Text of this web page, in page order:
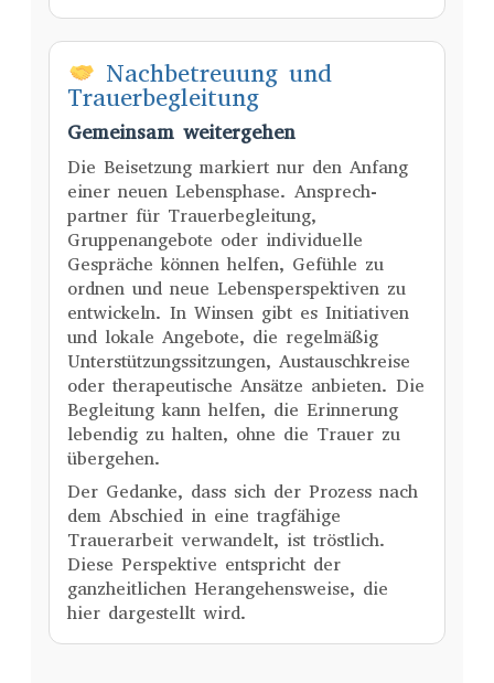
Nachbetreuung und
Trauerbegleitung
Gemeinsam weitergehen
Die Beisetzung markiert nur den Anfang
einer neuen Lebensphase. Ansprech­
partner für Trauerbegleitung,
Gruppenangebote oder individuelle
Gespräche können helfen, Gefühle zu
ordnen und neue Lebensperspektiven zu
entwickeln. In Winsen gibt es Initiativen
und lokale Angebote, die regelmäßig
Unterstützungssitzungen, Austauschkreise
oder therapeutische Ansätze anbieten. Die
Begleitung kann helfen, die Erinnerung
lebendig zu halten, ohne die Trauer zu
übergehen.
Der Gedanke, dass sich der Prozess nach
dem Abschied in eine tragfähige
Trauerarbeit verwandelt, ist tröstlich.
Diese Perspektive entspricht der
ganzheitlichen Herangehensweise, die
hier dargestellt wird.